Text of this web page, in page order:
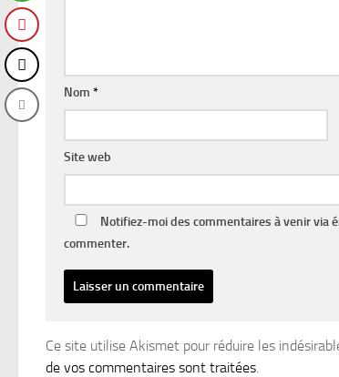
Nom *
Site web
Notifiez-moi des commentaires à venir via
commenter.
Ce site utilise Akismet pour réduire les
de vos commentaires sont traitées.